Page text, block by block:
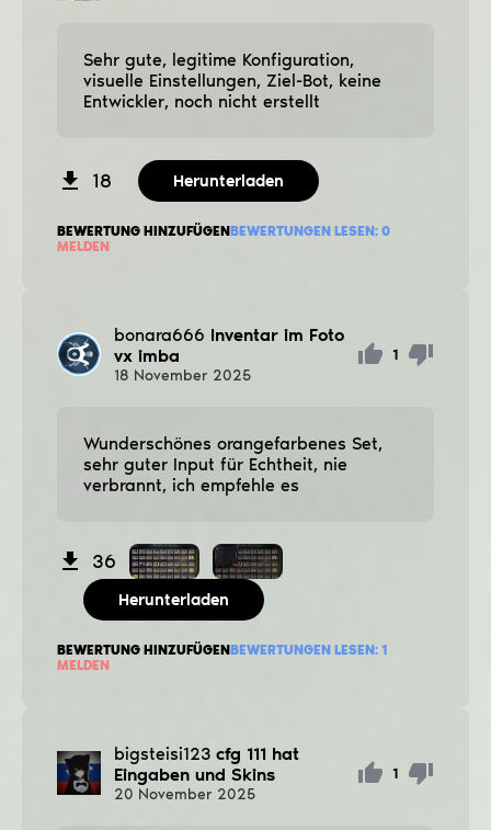
Sehr gute, legitime Konfiguration,
visuelle Einstellungen, Ziel-Bot, keine
Entwickler, noch nicht erstellt
18 Herunterladen
BEWERTUNG HINZUFÜGENBEWERTUNGEN LESEN: 0
MELDEN
bonara666 Inventar im Foto
vx imba
18 November 2025
1
Wunderschönes orangefarbenes Set,
sehr guter Input für Echtheit, nie
verbrannt, ich empfehle es
36
Herunterladen
BEWERTUNG HINZUFÜGENBEWERTUNGEN LESEN: 1
MELDEN
bigsteisi123 cfg 111 hat
Eingaben und Skins
20 November 2025
1